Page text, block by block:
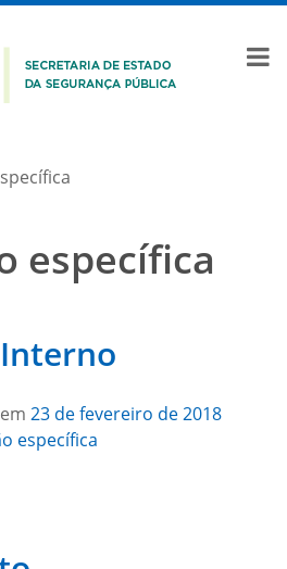
específica
23 de fevereiro de 2018
específica